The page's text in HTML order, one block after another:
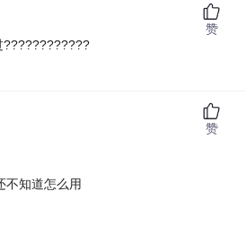
????????????
赞
不知道怎么用
赞